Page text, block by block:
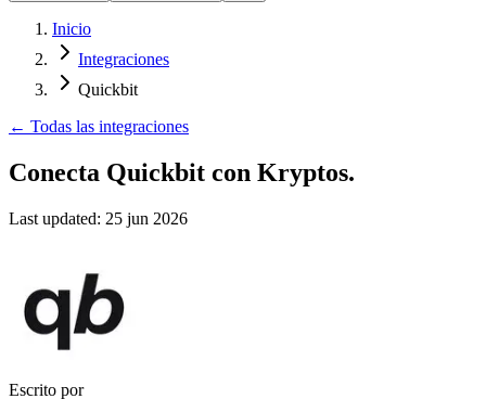
Inicio
Integraciones
Quickbit
← Todas las integraciones
Conecta Quickbit con Kryptos.
Last updated: 25 jun 2026
Escrito por